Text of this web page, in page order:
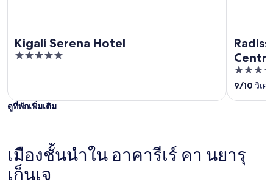
Kigali Serena Hotel
5
5
out
of
9/10 วิเศ
ดูที่พักเพิ่มเติม
เมืองชั้นนำใน อาคารีเร์ คา นยารุ
เก็นเจ